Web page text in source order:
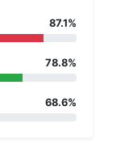
87.1%
78.8%
68.6%